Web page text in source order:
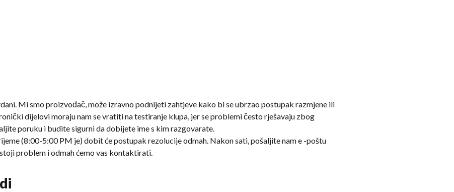
Mi smo proizvođač, može izravno podnijeti zahtjeve kako bi se ubrzao postupak razmjene ili
dijelovi moraju nam se vratiti na testiranje klupa, jer se problemi često rješavaju zbog
poruku i budite sigurni da dobijete ime s kim razgovarate.
(8:00-5:00 PM je) dobit će postupak rezolucije odmah. Nakon sati, pošaljite nam e -poštu
problem i odmah ćemo vas kontaktirati.